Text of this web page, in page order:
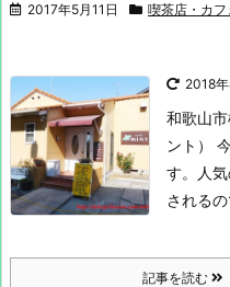
2017年5月11日 喫茶店・カフ
2018
和歌山
ント）
す。
人
される
記事を読む